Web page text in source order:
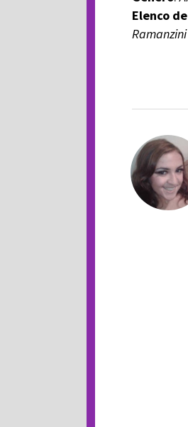
Elenco